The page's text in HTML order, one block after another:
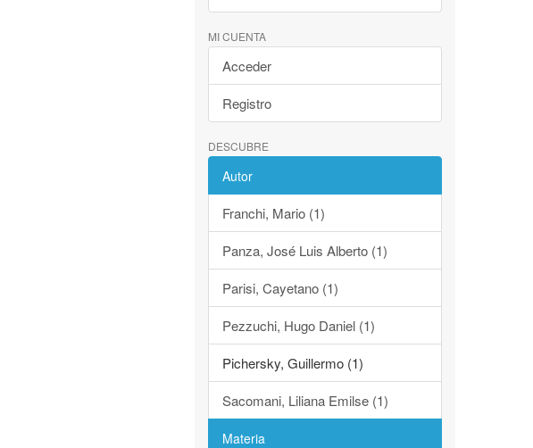
MI CUENTA
Acceder
Registro
DESCUBRE
Autor
Franchi, Mario (1)
Panza, José Luis Alberto (1)
Parisi, Cayetano (1)
Pezzuchi, Hugo Daniel (1)
Pichersky, Guillermo (1)
Sacomani, Liliana Emilse (1)
Materia